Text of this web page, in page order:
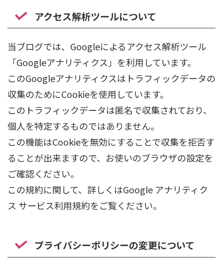
アクセス解析ツールについて
当ブログでは、Googleによるアクセス解析ツール
「Googleアナリティクス」を利用しています。
このGoogleアナリティクスはトラフィックデータの
収集のためにCookieを使用しています。
このトラフィックデータは匿名で収集されており、
個人を特定するものではありません。
この機能はCookieを無効にすることで収集を拒否す
ることが出来ますので、お使いのブラウザの設定を
ご確認ください。
この規約に関して、詳しくはGoogle アナリティク
ス サービス利用規約をご覧ください。
プライバシーポリシーの変更について